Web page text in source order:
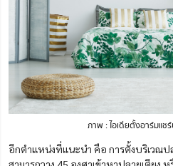
ภาพ : ไอเดียตั้งอาร์มแช
อีกตำแหน่งที่แนะนำ คือ การตั้งบริเวณป